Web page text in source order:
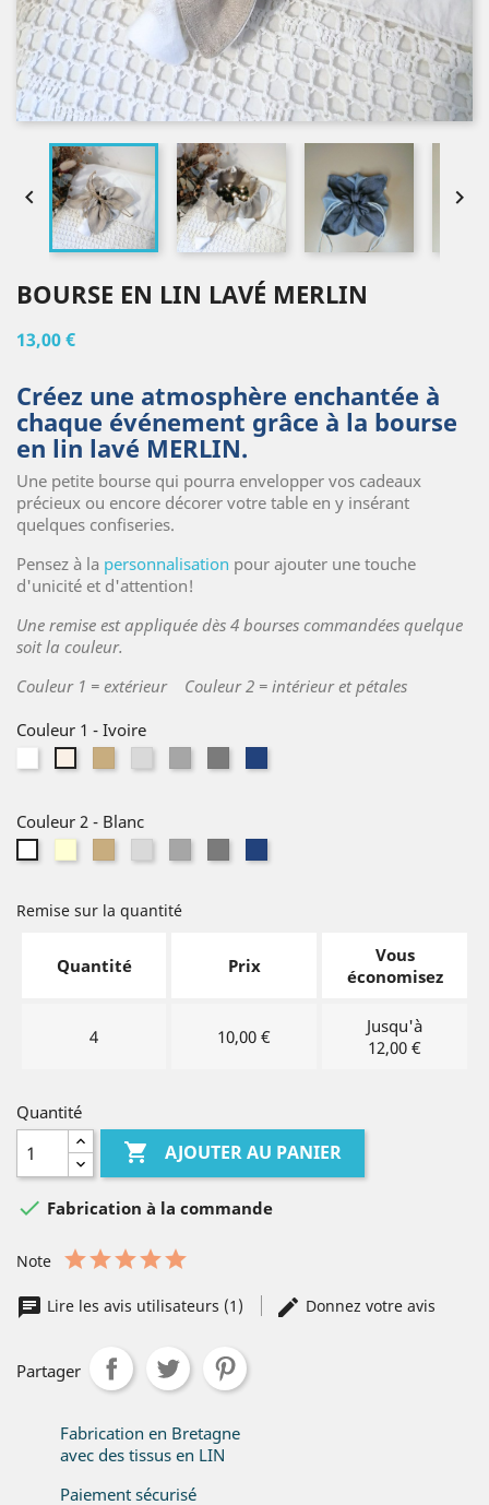
 
BOURSE EN LIN LAVÉ MERLIN
13,00 €
Créez une atmosphère enchantée à
chaque événement grâce à la bourse
en lin lavé MERLIN.
Une petite bourse qui pourra envelopper vos cadeaux
précieux ou encore décorer votre table en y insérant
quelques confiseries.
Pensez à la personnalisation pour ajouter une touche
d'unicité et d'attention!
Une remise est appliquée dès 4 bourses commandées quelque
soit la couleur.
Couleur 1 = extérieur Couleur 2 = intérieur et pétales
Couleur 1 - Ivoire
Couleur 2 - Blanc
Remise sur la quantité
Quantité Prix
Vous
économisez
4 10,00 €
Jusqu'à
12,00 €
Quantité
 AJOUTER AU PANIER
 Fabrication à la commande
Note
Lire les avis utilisateurs (1) Donnez votre avis
Partager
Fabrication en Bretagne
avec des tissus en LIN
Paiement sécurisé